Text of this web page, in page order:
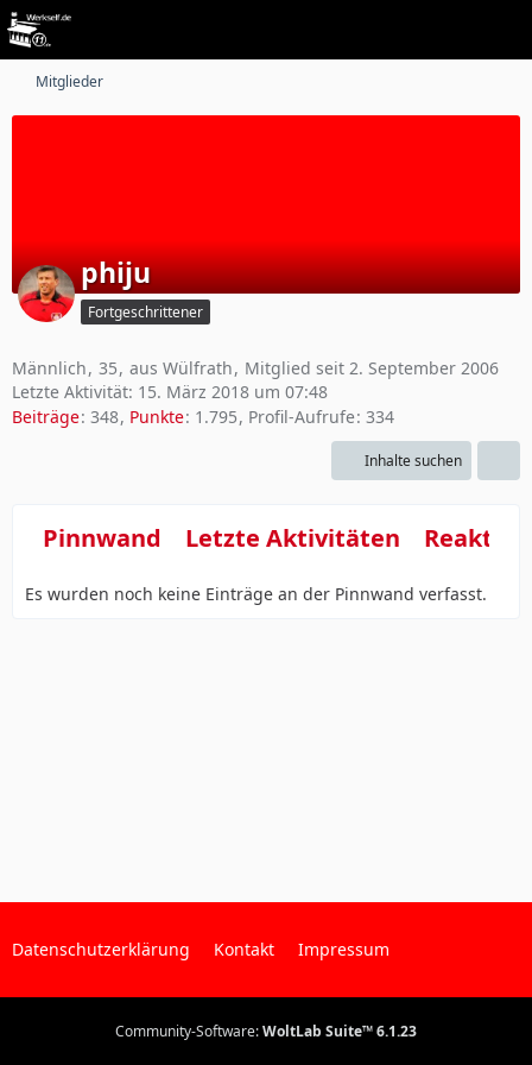
Mitglieder
phiju
Fortgeschrittener
Männlich 35 aus Wülfrath
Mitglied seit 2. September 2006
Letzte Aktivität: 15. März 2018 um 07:48
Beiträge 348 Punkte 1.795 Profil-Aufrufe 334
Inhalte suchen
Pinnwand Letzte Aktivitäten
Es wurden noch keine Einträge an der Pinnwand verfasst.
Datenschutzerklärung Kontakt Impressum
Community-Software:WoltLab Suite™ 6.1.23